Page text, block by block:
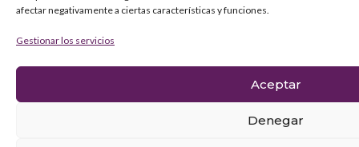
afectar negativamente a ciertas características y funciones.
Gestionar los servicios
Aceptar
Denegar